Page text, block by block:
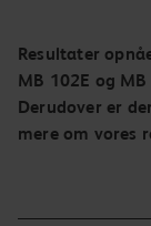
Resultater
MB 102E og
Derudover er
mere om vores